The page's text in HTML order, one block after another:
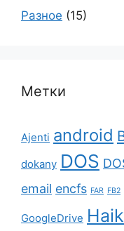
Разное (15)
Метки
Ajenti android
dokany DOS
email encfs FAR FB2
GoogleDrive